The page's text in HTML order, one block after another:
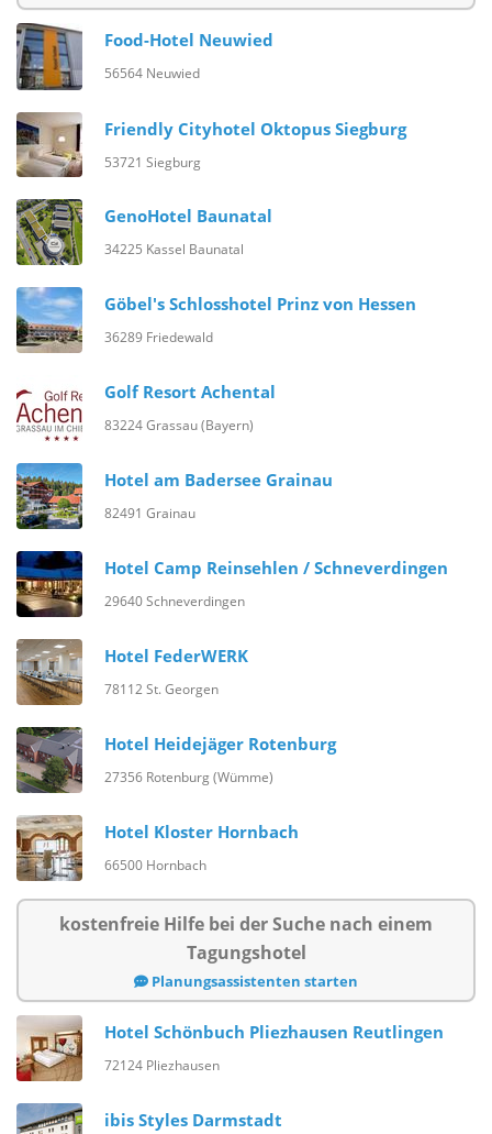
Food-Hotel Neuwied
56564 Neuwied
Friendly Cityhotel Oktopus Siegburg
53721 Siegburg
GenoHotel Baunatal
34225 Kassel Baunatal
Göbel's Schlosshotel Prinz von Hessen
36289 Friedewald
Golf Resort Achental
83224 Grassau (Bayern)
Hotel am Badersee Grainau
82491 Grainau
Hotel Camp Reinsehlen / Schneverdingen
29640 Schneverdingen
Hotel FederWERK
78112 St. Georgen
Hotel Heidejäger Rotenburg
27356 Rotenburg (Wümme)
Hotel Kloster Hornbach
66500 Hornbach
kostenfreie Hilfe bei der Suche nach einem
Tagungshotel
Planungsassistenten starten
Hotel Schönbuch Pliezhausen Reutlingen
72124 Pliezhausen
ibis Styles Darmstadt